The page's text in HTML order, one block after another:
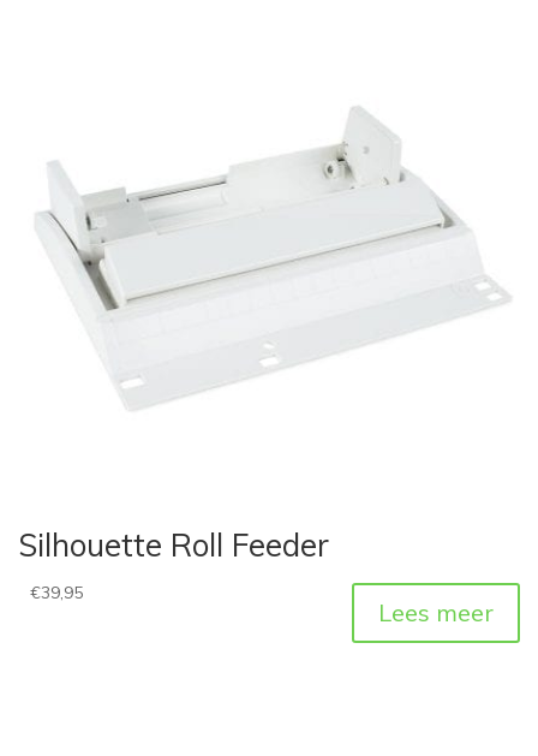
Silhouette Roll Feeder
€39,95
Lees meer